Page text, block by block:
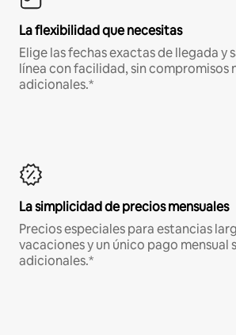
La flexibilidad que necesitas
Elige las fechas exactas de llegada y
línea con facilidad, sin compromisos
adicionales.*
La simplicidad de precios mensuales
Precios especiales para estancias
vacaciones y un único pago mensual
adicionales.*